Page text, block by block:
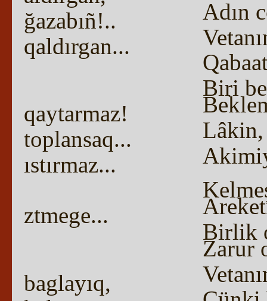
Adın
ğazabıñ!..
qaldırgan...
Biri
qaytarmaz!
Lâkin,
toplansaq...
ıstırmaz...
ztmege...
Birlik
Zarur
baglayıq,